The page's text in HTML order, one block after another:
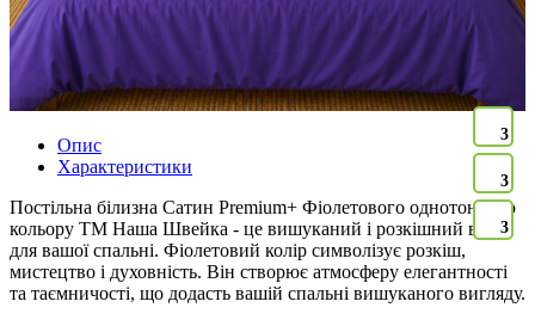
3
3
3
Опис
Характеристики
Постільна білизна Сатин Premium+ Фіолетового однотонного
кольору ТМ Наша Швейка - це вишуканий і розкішний вибір
для вашої спальні. Фіолетовий колір символізує розкіш,
мистецтво і духовність. Він створює атмосферу елегантності
та таємничості, що додасть вашій спальні вишуканого вигляду.